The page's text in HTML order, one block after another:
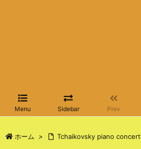
Menu Sidebar Prev
ホーム > Tchaikovsky piano